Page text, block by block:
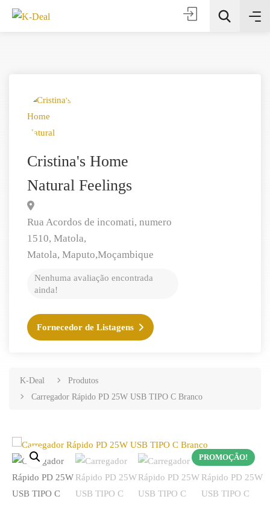
Procura
Cristina's Home
Natural Feelings
Rua Acordos de incomati, numero
1510, Matola,
Matola, Maputo,Moçambique
Nenhuma avaliação encontrada
ainda!
Fornecedor de Listagens
K-Deal
Produtos
Carregador Rápido PD 25W USB TIPO C Branco
PROMOÇÃO!